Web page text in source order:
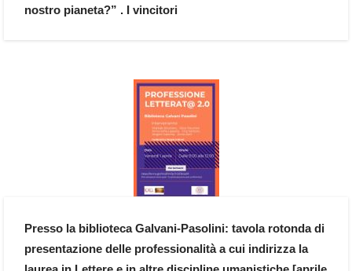
nostro pianeta?” . I vincitori
Presso la biblioteca Galvani-Pasolini: tavola rotonda di
presentazione delle professionalità a cui indirizza la